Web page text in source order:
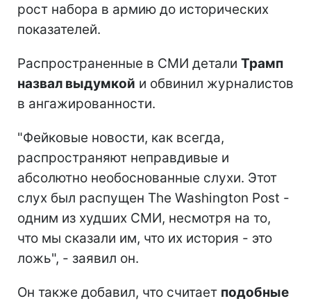
рост набора в армию до исторических
показателей.
Распространенные в СМИ детали Трамп
назвал выдумкой и обвинил журналистов
в ангажированности.
"Фейковые новости, как всегда,
распространяют неправдивые и
абсолютно необоснованные слухи. Этот
слух был распущен The Washington Post -
одним из худших СМИ, несмотря на то,
что мы сказали им, что их история - это
ложь", - заявил он.
Он также добавил, что считает подобные